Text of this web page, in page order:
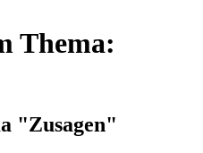
Thema:
"Zusagen"